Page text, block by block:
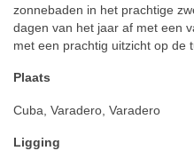
zonnebaden in het prachtige
dagen van het jaar af met een
met een prachtig uitzicht op de
Plaats
Cuba, Varadero, Varadero
Ligging